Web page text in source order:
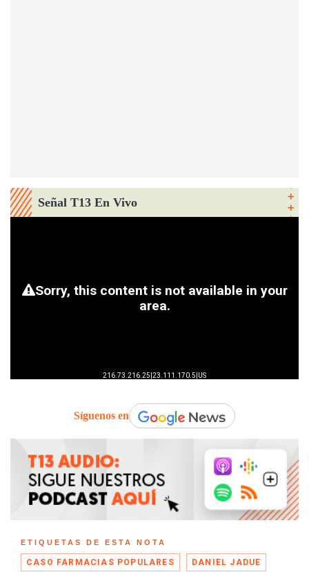
Señal T13 En Vivo
Síguenos en
ETIQUETAS DE ESTA NOTA
CASO FARMACIAS POPULARES DANIEL JADUE